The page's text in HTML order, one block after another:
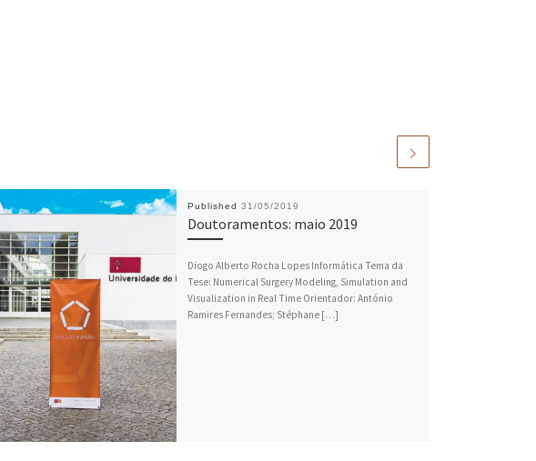
Published 31/05/2019
Doutoramentos: maio 2019
Diogo Alberto Rocha Lopes Informática Tema da
Tese: Numerical Surgery Modeling, Simulation and
Visualization in Real Time Orientador: António
Ramires Fernandes; Stéphane […]